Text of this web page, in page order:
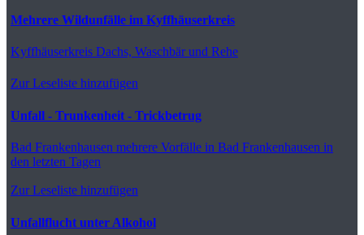
Mehrere Wildunfälle im Kyffhäuserkreis
Kyffhäuserkreis Dachs, Waschbär und Rehe
Zur Leseliste hinzufügen
Unfall - Trunkenheit - Trickbetrug
Bad Frankenhausen mehrere Vorfälle in Bad Frankenhausen in
den letzten Tagen
Zur Leseliste hinzufügen
Unfallflucht unter Alkohol